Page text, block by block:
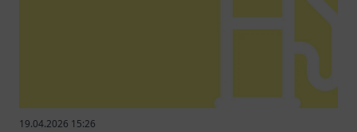
19.04.2026 15:26